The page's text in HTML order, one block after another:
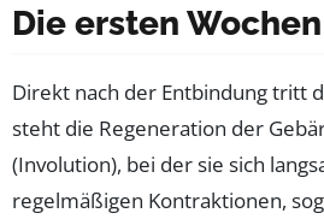
Die ersten
Direkt nach der Entbindung tritt
steht die Regeneration der
(Involution), bei der sie sich
regelmäßigen Kontraktionen,